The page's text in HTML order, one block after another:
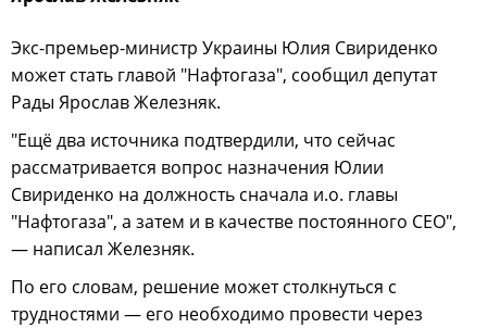
Экс-премьер-министр Украины Юлия Свириденко
может стать главой "Нафтогаза", сообщил депутат
Рады Ярослав Железняк.
"Ещё два источника подтвердили, что сейчас
рассматривается вопрос назначения Юлии
Свириденко на должность сначала и.о. главы
"Нафтогаза", а затем и в качестве постоянного CEO",
— написал Железняк.
По его словам, решение может столкнуться с
трудностями — его необходимо провести через